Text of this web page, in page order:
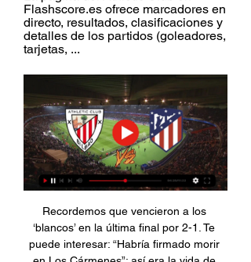
Flashscore.es ofrece marcadores en
directo, resultados, clasificaciones y
detalles de los partidos (goleadores,
tarjetas, ...
Recordemos que vencieron a los
‘blancos’ en la última final por 2-1. Te
puede interesar: “Habría firmado morir